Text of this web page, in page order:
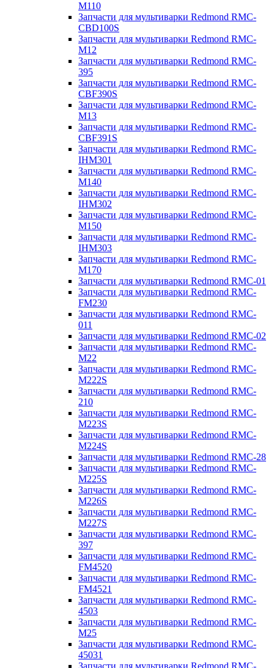
M110
Запчасти для мультиварки Redmond RMC-
CBD100S
Запчасти для мультиварки Redmond RMC-
M12
Запчасти для мультиварки Redmond RMC-
395
Запчасти для мультиварки Redmond RMC-
CBF390S
Запчасти для мультиварки Redmond RMC-
M13
Запчасти для мультиварки Redmond RMC-
CBF391S
Запчасти для мультиварки Redmond RMC-
IHM301
Запчасти для мультиварки Redmond RMC-
M140
Запчасти для мультиварки Redmond RMC-
IHM302
Запчасти для мультиварки Redmond RMC-
M150
Запчасти для мультиварки Redmond RMC-
IHM303
Запчасти для мультиварки Redmond RMC-
M170
Запчасти для мультиварки Redmond RMC-01
Запчасти для мультиварки Redmond RMC-
FM230
Запчасти для мультиварки Redmond RMC-
011
Запчасти для мультиварки Redmond RMC-02
Запчасти для мультиварки Redmond RMC-
M22
Запчасти для мультиварки Redmond RMC-
M222S
Запчасти для мультиварки Redmond RMC-
210
Запчасти для мультиварки Redmond RMC-
M223S
Запчасти для мультиварки Redmond RMC-
M224S
Запчасти для мультиварки Redmond RMC-28
Запчасти для мультиварки Redmond RMC-
M225S
Запчасти для мультиварки Redmond RMC-
M226S
Запчасти для мультиварки Redmond RMC-
M227S
Запчасти для мультиварки Redmond RMC-
397
Запчасти для мультиварки Redmond RMC-
FM4520
Запчасти для мультиварки Redmond RMC-
FM4521
Запчасти для мультиварки Redmond RMC-
4503
Запчасти для мультиварки Redmond RMC-
M25
Запчасти для мультиварки Redmond RMC-
45031
Запчасти для мультиварки Redmond RMC-